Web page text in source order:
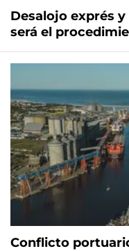
Desalojo exprés
será el
Conflicto